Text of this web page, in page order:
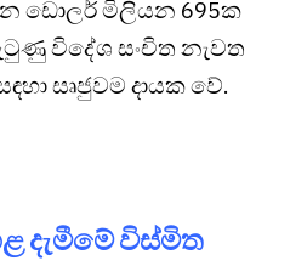
ඩොලර් මිලියන 695ක
විදේශ සංචිත නැවත
සෘජුවම දායක වේ.
දැමීමේ විස්මිත